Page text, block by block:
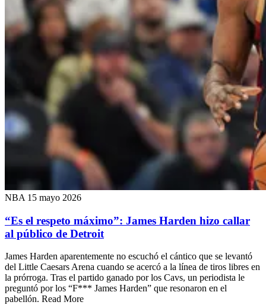
NBA 15 mayo 2026
“Es el respeto máximo”: James Harden hizo callar
al público de Detroit
James Harden aparentemente no escuchó el cántico que se levantó
del Little Caesars Arena cuando se acercó a la línea de tiros libres en
la prórroga. Tras el partido ganado por los Cavs, un periodista le
preguntó por los “F*** James Harden” que resonaron en el
pabellón. Read More